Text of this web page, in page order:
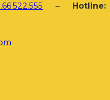
–
Hotline: